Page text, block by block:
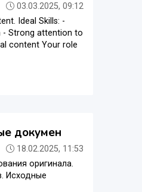
03.03.2025, 09:12
Ideal Skills: -
- Strong attention to
content Your role
докумен
18.02.2025, 11:53
оригинала.
Исходные